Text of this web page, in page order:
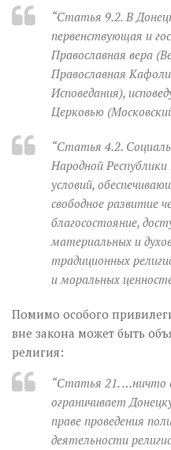
“Статья 9.2. В
первенствующая и
Православная вера
Православная
Исповедания),
Церковью
“Статья 4.2.
Народной Республики
условий,
свободное развитие
благосостояние,
материальных и
традиционных
и моральных
Помимо особого
вне закона может быть
религия:
“Статья 21. …ничто
ограничивает
праве проведения
деятельности